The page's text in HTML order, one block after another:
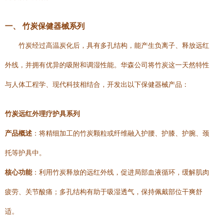
一、 竹炭保健器械系列
竹炭经过高温炭化后，具有多孔结构，能产生负离子、释放远红
外线，并拥有优异的吸附和调湿性能。华森公司将竹炭这一天然特性
与人体工程学、现代科技相结合，开发出以下保健器械产品：
竹炭远红外理疗护具系列
产品概述 ：将精细加工的竹炭颗粒或纤维融入护腰、护膝、护腕、颈
托等护具中。
核心功能：利用竹炭释放的远红外线，促进局部血液循环，缓解肌肉
疲劳、关节酸痛；多孔结构有助于吸湿透气，保持佩戴部位干爽舒
适。